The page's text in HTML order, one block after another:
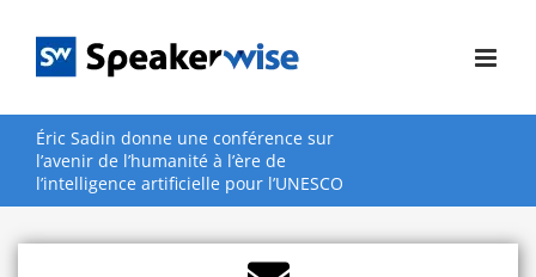
contenu
Éric Sadin donne une conférence sur
l’avenir de l’humanité à l’ère de
l’intelligence artificielle pour l’UNESCO